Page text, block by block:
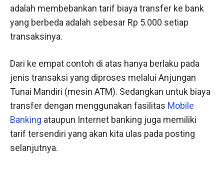
adalah membebankan tarif biaya transfer ke bank
yang berbeda adalah sebesar Rp 5.000 setiap
transaksinya.
Dari ke empat contoh di atas hanya berlaku pada
jenis transaksi yang diproses melalui Anjungan
Tunai Mandiri (mesin ATM). Sedangkan untuk biaya
transfer dengan menggunakan fasilitas Mobile
Banking ataupun Internet banking juga memiliki
tarif tersendiri yang akan kita ulas pada posting
selanjutnya.